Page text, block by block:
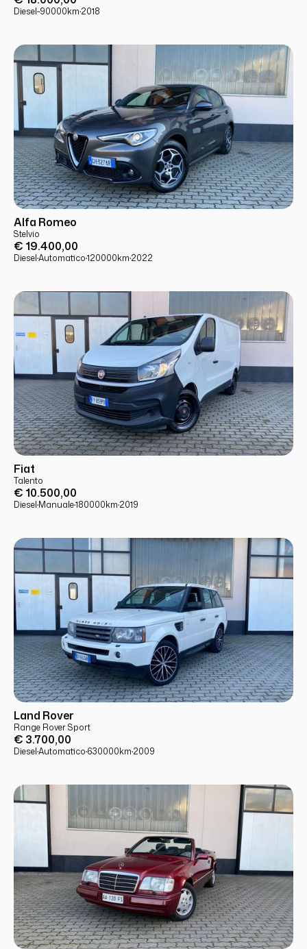
Diesel··90000km·2018
USATO
Alfa Romeo
Stelvio
€ 19.400,00
Diesel·Automatico·120000km·2022
USATO
Fiat
Talento
€ 10.500,00
Diesel·Manuale·180000km·2019
USATO
Land Rover
Range Rover Sport
€ 3.700,00
Diesel·Automatico·630000km·2009